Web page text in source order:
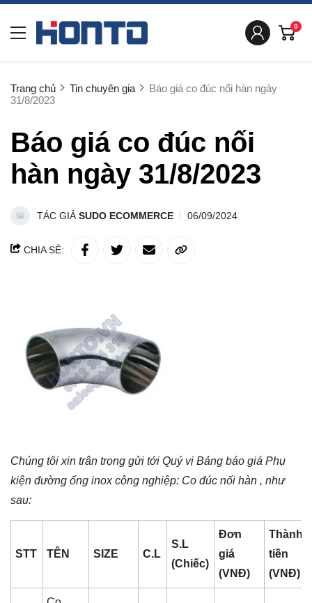
0
Trang chủ Tin chuyên gia
Báo giá co đúc nối hàn ngày
31/8/2023
Báo giá co đúc nối
hàn ngày 31/8/2023
TÁC GIẢ SUDO ECOMMERCE 06/09/2024
CHIA SẺ:
Chúng tôi xin trân trọng gửi tới Quý vị Bảng báo giá Phụ
kiện đường ống inox công nghiệp: Co đúc nối hàn , như
sau:
STT TÊN SIZE C.L
S.L
(Chiếc)
Đơn
giá
(VNĐ)
Thành
tiền
(VNĐ)